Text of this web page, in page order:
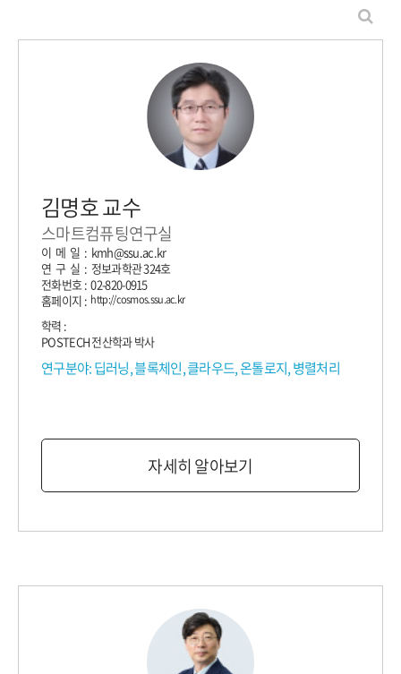
김명호 교수
스마트컴퓨팅연구실
이 메 일 : kmh@ssu.ac.kr
연 구 실 : 정보과학관 324호
전화번호 : 02-820-0915
홈페이지 : http://cosmos.ssu.ac.kr
학력 :
POSTECH 전산학과 박사
연구분야: 딥러닝, 블록체인, 클라우드, 온톨로지, 병렬처리
자세히 알아보기